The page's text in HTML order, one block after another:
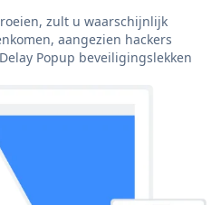
zult u waarschijnlijk
aangezien hackers
Popup beveiligingslekken